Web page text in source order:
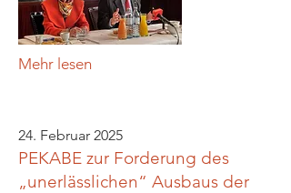
Mehr lesen
24. Februar 2025
PEKABE zur Forderung des
„unerlässlichen“ Ausbaus der